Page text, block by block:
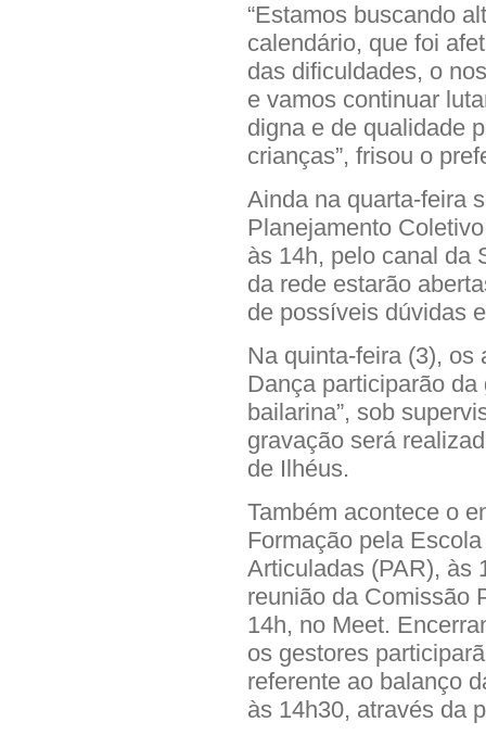
“Estamos buscando
calendário, que foi
das dificuldades, o
e vamos continuar
digna e de qualidade
crianças”, frisou o
Ainda na quarta-feira
Planejamento
às 14h, pelo canal da
da rede estarão
de possíveis dúvidas
Na quinta-feira (3), os
Dança participarão
bailarina”, sob
gravação será
de Ilhéus.
Também acontece o
Formação pela
Articuladas (PAR), às
reunião da Comissão
14h, no Meet.
os gestores
referente ao balanço
às 14h30, através da